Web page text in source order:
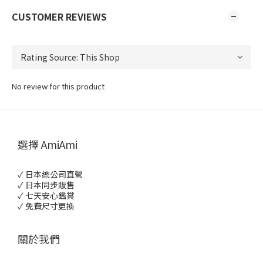
CUSTOMER REVIEWS
No review for this product
選擇 AmiAmi
✓ 日本總公司直營
✓ 日本同步販售
✓ 七天安心鑑賞
✓ 免費尺寸更換
關於我們